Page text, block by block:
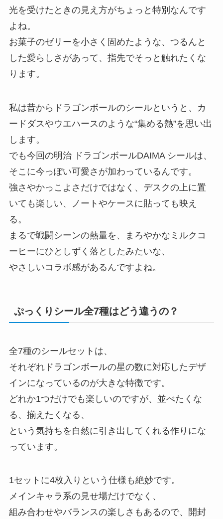
光を受けたときの見え方がちょっと特別なんです
よね。
お菓子のゼリーを小さく固めたような、つるんと
した愛らしさがあって、指先でそっと触れたくな
ります。
私は昔からドラゴンボールのシールというと、カ
ードダスやウエハースのような“集める熱”を思い出
します。
でも今回の明治 ドラゴンボールDAIMA シールは、
そこに今っぽい可愛さが加わっているんです。
強さやかっこよさだけではなく、デスクの上に置
いても楽しい、ノートやケースに貼っても映え
る。
まるで戦闘シーンの熱量を、まろやかなミルクコ
ーヒーにひとしずく落としたみたいな、
やさしいコラボ感があるんですよね。
ぷっくりシール全7種はどう違うの？
全7種のシールセットは、
それぞれドラゴンボールの星の数に対応したデザ
インになっているのが大きな特徴です。
どれか1つだけでも楽しいのですが、並べたくな
る、揃えたくなる、
という気持ちを自然に引き出してくれる作りにな
っています。
1セットに4枚入りという仕様も絶妙です。
メインキャラ系の見せ場だけでなく、
組み合わせやバランスの楽しさもあるので、開封